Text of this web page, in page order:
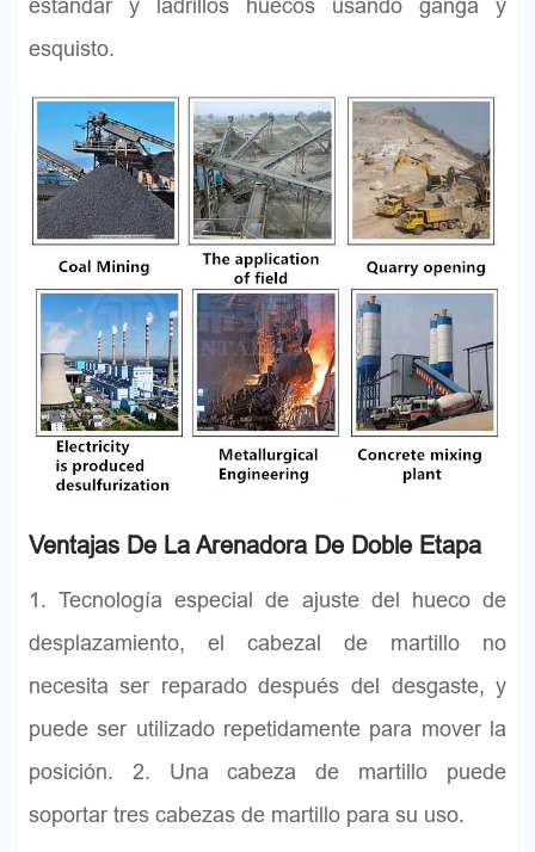
estándar y ladrillos huecos usando ganga y
esquisto.
Ventajas De La Arenadora De Doble Etapa
1. Tecnología especial de ajuste del hueco de
desplazamiento, el cabezal de martillo no
necesita ser reparado después del desgaste, y
puede ser utilizado repetidamente para mover la
posición. 2. Una cabeza de martillo puede
soportar tres cabezas de martillo para su uso.